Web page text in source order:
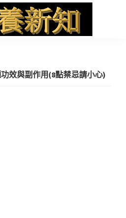
效與副作用(8點禁忌請小心)